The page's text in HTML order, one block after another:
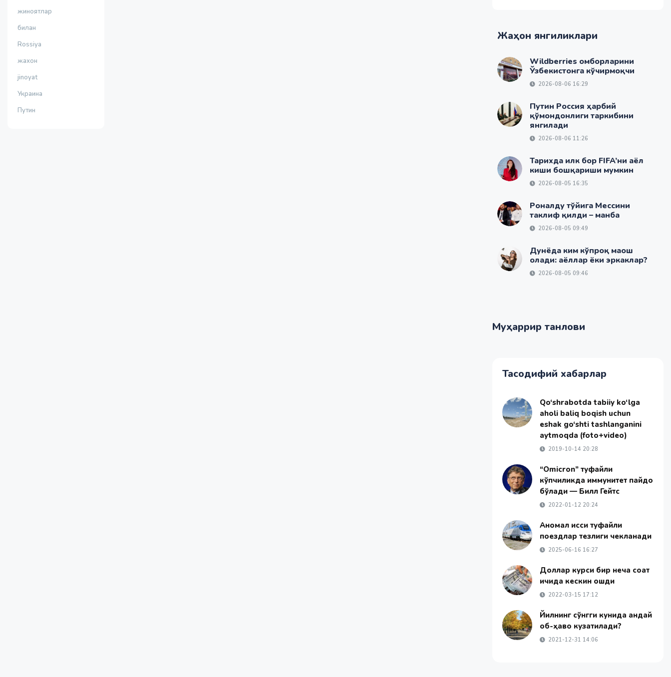
жиноятлар
билан
Rossiya
жахон
jinoyat
Украина
Путин
Жаҳон янгиликлари
Wildberries омборларини
Ўзбекистонга кўчирмоқчи
2026-08-06 16:29
Путин Россия ҳарбий
қўмондонлиги таркибини
янгилади
2026-08-06 11:26
Тарихда илк бор FIFA’ни аёл
киши бошқариши мумкин
2026-08-05 16:35
Роналду тўйига Мессини
таклиф қилди – манба
2026-08-05 09:49
Дунёда ким кўпроқ маош
олади: аёллар ёки эркаклар?
2026-08-05 09:46
Муҳаррир танлови
Тасодифий хабарлар
Qo‘shrabotda tabiiy ko‘lga
aholi baliq boqish uchun
eshak go‘shti tashlanganini
aytmoqda (foto+video)
2019-10-14 20:28
“Omicron” туфайли
кўпчиликда иммунитет пайдо
бўлади — Билл Гейтс
2022-01-12 20:24
Аномал иссиқ туфайли
поездлар тезлиги чекланади
2025-06-16 16:27
Доллар курси бир неча соат
ичида кескин ошди
2022-03-15 17:12
Йилнинг сўнгги кунида қандай
об-ҳаво кузатилади?
2021-12-31 14:06